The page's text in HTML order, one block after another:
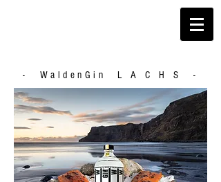
- WaldenGin L A C H S -